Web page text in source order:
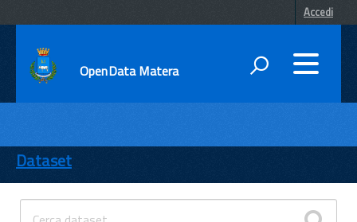
Accedi
OpenData Matera
ENTI
TEMI
INFORMAZIONI
Dataset